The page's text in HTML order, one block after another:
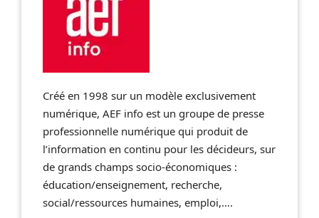
Créé en 1998 sur un modèle exclusivement
numérique, AEF info est un groupe de presse
professionnelle numérique qui produit de
l’information en continu pour les décideurs, sur
de grands champs socio-économiques :
éducation/enseignement, recherche,
social/ressources humaines, emploi,….